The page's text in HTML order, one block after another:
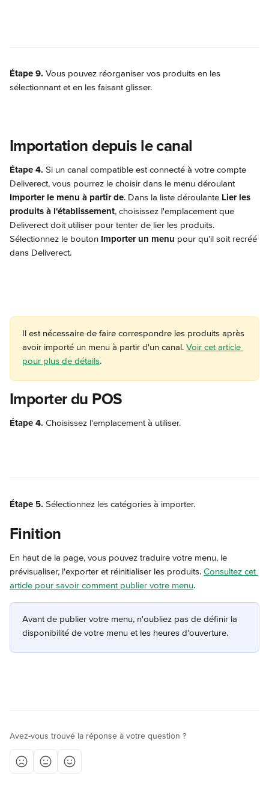
Étape 9. Vous pouvez réorganiser vos produits en les
sélectionnant et en les faisant glisser.
Importation depuis le canal
Étape 4. Si un canal compatible est connecté à votre compte
Deliverect, vous pourrez le choisir dans le menu déroulant
Importer le menu à partir de. Dans la liste déroulante Lier les
produits à l'établissement, choisissez l'emplacement que
Deliverect doit utiliser pour tenter de lier les produits.
Sélectionnez le bouton Importer un menu pour qu'il soit recréé
dans Deliverect.
Il est nécessaire de faire correspondre les produits après
avoir importé un menu à partir d'un canal. Voir cet article
pour plus de détails.
Importer du POS
Étape 4. Choisissez l'emplacement à utiliser.
Étape 5. Sélectionnez les catégories à importer.
Finition
En haut de la page, vous pouvez traduire votre menu, le
prévisualiser, l'exporter et réinitialiser les produits. Consultez cet
article pour savoir comment publier votre menu.
Avant de publier votre menu, n'oubliez pas de définir la
disponibilité de votre menu et les heures d'ouverture.
Avez-vous trouvé la réponse à votre question ?